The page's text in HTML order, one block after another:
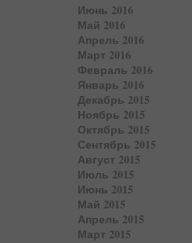
Июнь 2016
Май 2016
Апрель 2016
Март 2016
Февраль 2016
Январь 2016
Декабрь 2015
Ноябрь 2015
Октябрь 2015
Сентябрь 2015
Август 2015
Июль 2015
Июнь 2015
Май 2015
Апрель 2015
Март 2015